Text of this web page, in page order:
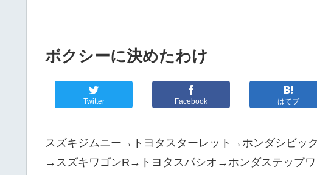
ボクシーに決めたわけ
Twitter Facebook はてブ
スズキジムニー→トヨタスターレット→ホンダシビッ
→スズキワゴンR→トヨタスパシオ→ホンダステップ